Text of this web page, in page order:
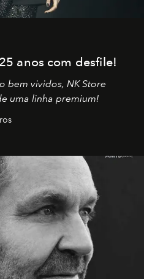
anos com desfile!
bem vividos, NK Store
uma linha premium!